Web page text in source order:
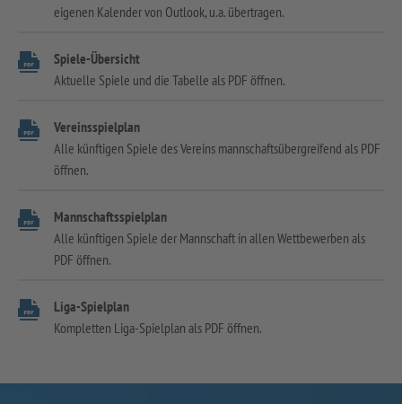
eigenen Kalender von Outlook, u.a. übertragen.
Spiele-Übersicht
Aktuelle Spiele und die Tabelle als PDF öffnen.
Vereinsspielplan
Alle künftigen Spiele des Vereins mannschaftsübergreifend als PDF
öffnen.
Mannschaftsspielplan
Alle künftigen Spiele der Mannschaft in allen Wettbewerben als
PDF öffnen.
Liga-Spielplan
Kompletten Liga-Spielplan als PDF öffnen.